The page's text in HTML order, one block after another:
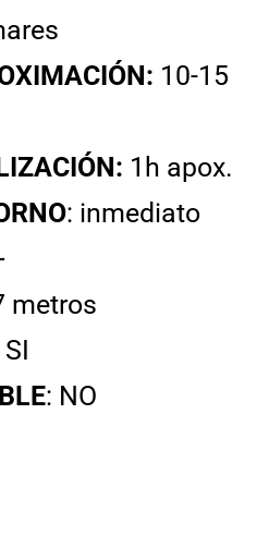
10-15
1h apox.
: inmediato
metros
SI
: NO